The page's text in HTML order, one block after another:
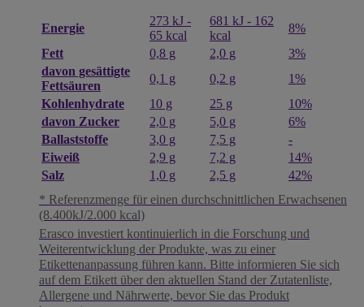
Energie
273 kJ ‐
65 kcal
681 kJ ‐ 162
kcal
8%
Fett
0,8 g 2,0 g
3%
davon gesättigte
Fettsäuren
0,1 g 0,2 g
1%
Kohlenhydrate
10 g 25 g
10%
davon Zucker
2,0 g 5,0 g
6%
Ballaststoffe
3,0 g 7,5 g
-
Eiweiß
2,9 g 7,2 g
14%
Salz
1,0 g 2,5 g
42%
* Referenzmenge für einen durchschnittlichen Erwachsenen
(8.400kJ/2.000 kcal)
Erasco investiert kontinuierlich in die Forschung und
Weiterentwicklung der Produkte, was zu einer
Etikettenanpassung führen kann. Bitte informieren Sie sich
auf dem Etikett über den aktuellen Stand der Zutatenliste,
Allergene und Nährwerte, bevor Sie das Produkt